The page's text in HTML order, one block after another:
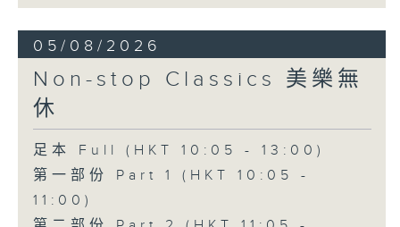
05/08/2026
Non-stop Classics 美樂無
休
足本 Full (HKT 10:05 - 13:00)
第一部份 Part 1 (HKT 10:05 -
11:00)